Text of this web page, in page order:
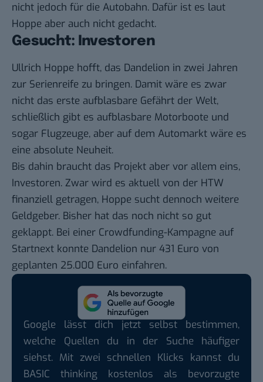
nicht jedoch für die Autobahn. Dafür ist es laut
Hoppe aber auch nicht gedacht.
Gesucht: Investoren
Ullrich Hoppe hofft, das Dandelion in zwei Jahren
zur Serienreife zu bringen. Damit wäre es zwar
nicht das erste aufblasbare Gefährt der Welt,
schließlich gibt es aufblasbare Motorboote und
sogar Flugzeuge, aber auf dem Automarkt wäre es
eine absolute Neuheit.
Bis dahin braucht das Projekt aber vor allem eins,
Investoren. Zwar wird es aktuell von der HTW
finanziell getragen, Hoppe sucht dennoch weitere
Geldgeber. Bisher hat das noch nicht so gut
geklappt. Bei einer Crowdfunding-Kampagne auf
Startnext konnte Dandelion nur 431 Euro von
geplanten 25.000 Euro einfahren.
Google lässt dich jetzt selbst bestimmen,
welche Quellen du in der Suche häufiger
siehst. Mit zwei schnellen Klicks kannst du
BASIC thinking kostenlos als bevorzugte